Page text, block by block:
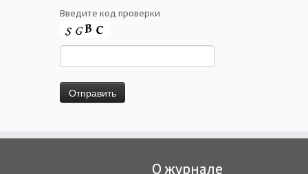
Введите код проверки
О журнале